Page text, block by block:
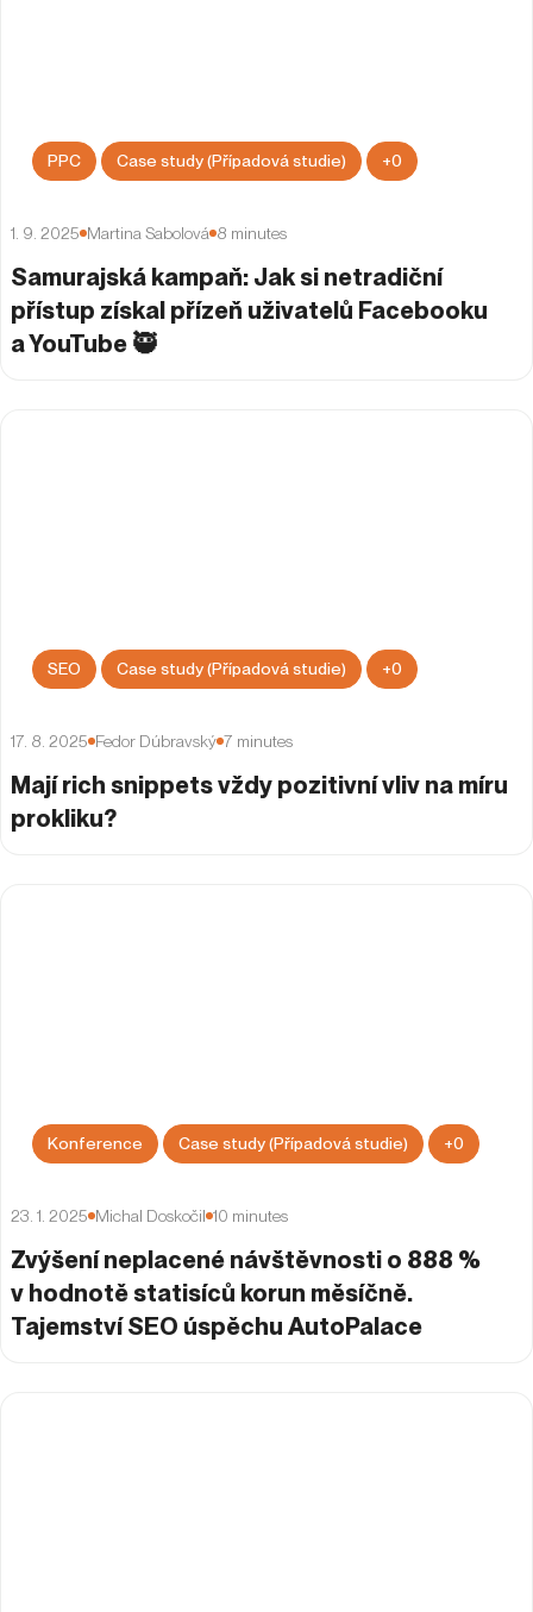
1. 9. 2025 Martina Sabolová 8 minutes
Samurajská kampaň: Jak si netradiční
přístup získal přízeň uživatelů Facebooku
a YouTube 🥷
PPC Case study (Případová studie) +0
17. 8. 2025 Fedor Dúbravský 7 minutes
Mají rich snippets vždy pozitivní vliv na míru
prokliku?
SEO Case study (Případová studie) +0
23. 1. 2025 Michal Doskočil 10 minutes
Zvýšení neplacené návštěvnosti o 888 %
v hodnotě statisíců korun měsíčně.
Tajemství SEO úspěchu AutoPalace
Konference Case study (Případová studie) +0